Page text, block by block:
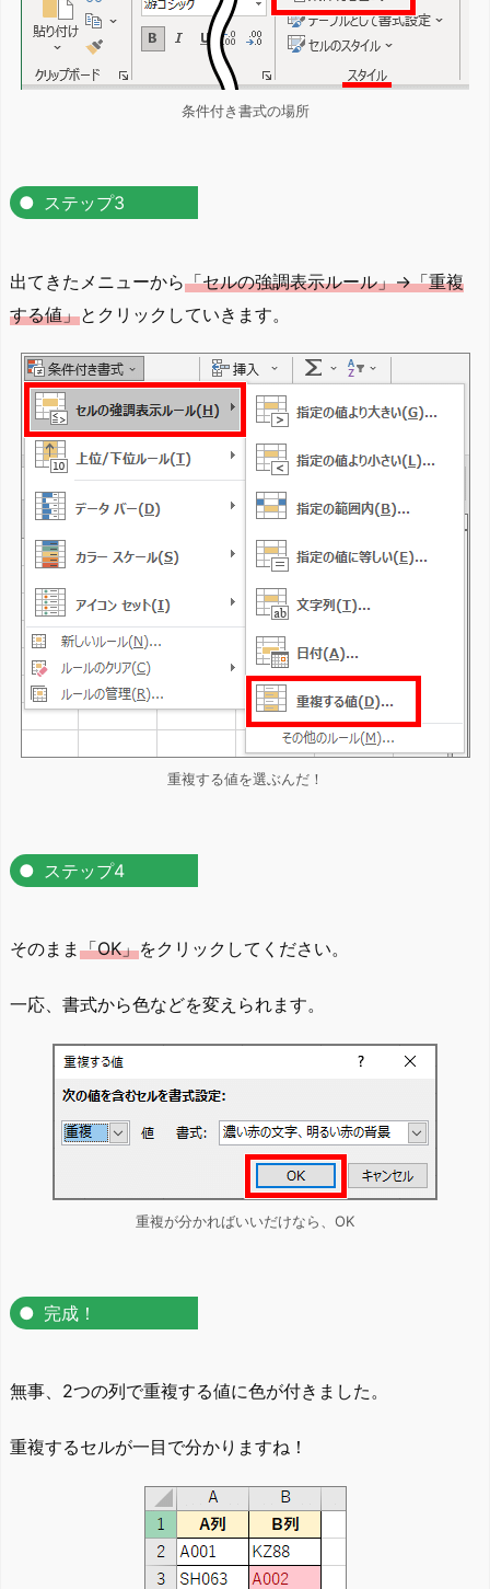
条件付き書式の場所
ステップ3
出てきたメニューから「セルの強調表示ルール」→「重複
する値」とクリックしていきます。
重複する値を選ぶんだ！
ステップ4
そのまま 「OK」をクリックしてください。
一応、書式から色などを変えられます。
重複が分かればいいだけなら、OK
完成！
無事、2つの列で重複する値に色が付きました。
重複するセルが一目で分かりますね！